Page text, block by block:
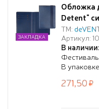
Обложка
Detent"
кожа,
ТМ:
Артикул:
В
В
ЗАКЛАДКА
271,50